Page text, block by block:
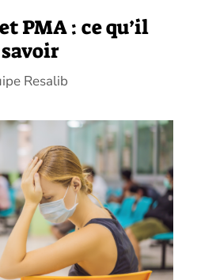
PMA : ce qu’il
Resalib